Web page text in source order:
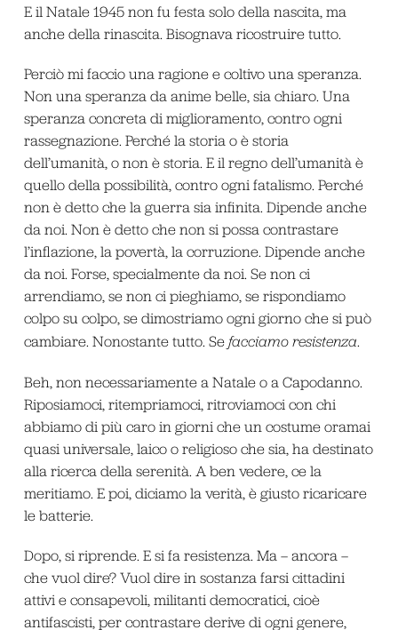
E il Natale 1945 non fu festa solo della nascita, ma
anche della rinascita. Bisognava ricostruire tutto.
Perciò mi faccio una ragione e coltivo una speranza.
Non una speranza da anime belle, sia chiaro. Una
speranza concreta di miglioramento, contro ogni
rassegnazione. Perché la storia o è storia
dell’umanità, o non è storia. E il regno dell’umanità è
quello della possibilità, contro ogni fatalismo. Perché
non è detto che la guerra sia infinita. Dipende anche
da noi. Non è detto che non si possa contrastare
l’inflazione, la povertà, la corruzione. Dipende anche
da noi. Forse, specialmente da noi. Se non ci
arrendiamo, se non ci pieghiamo, se rispondiamo
colpo su colpo, se dimostriamo ogni giorno che si può
cambiare. Nonostante tutto. Se facciamo resistenza.
Beh, non necessariamente a Natale o a Capodanno.
Riposiamoci, ritempriamoci, ritroviamoci con chi
abbiamo di più caro in giorni che un costume oramai
quasi universale, laico o religioso che sia, ha destinato
alla ricerca della serenità. A ben vedere, ce la
meritiamo. E poi, diciamo la verità, è giusto ricaricare
le batterie.
Dopo, si riprende. E si fa resistenza. Ma – ancora –
che vuol dire? Vuol dire in sostanza farsi cittadini
attivi e consapevoli, militanti democratici, cioè
antifascisti, per contrastare derive di ogni genere,